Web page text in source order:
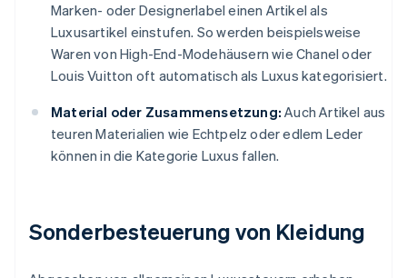
Marken- oder Designerlabel einen Artikel als
Luxusartikel einstufen. So werden beispielsweise
Waren von High-End-Modehäusern wie Chanel oder
Louis Vuitton oft automatisch als Luxus kategorisiert.
Material oder Zusammensetzung: Auch Artikel aus
teuren Materialien wie Echtpelz oder edlem Leder
können in die Kategorie Luxus fallen.
Sonderbesteuerung von Kleidung